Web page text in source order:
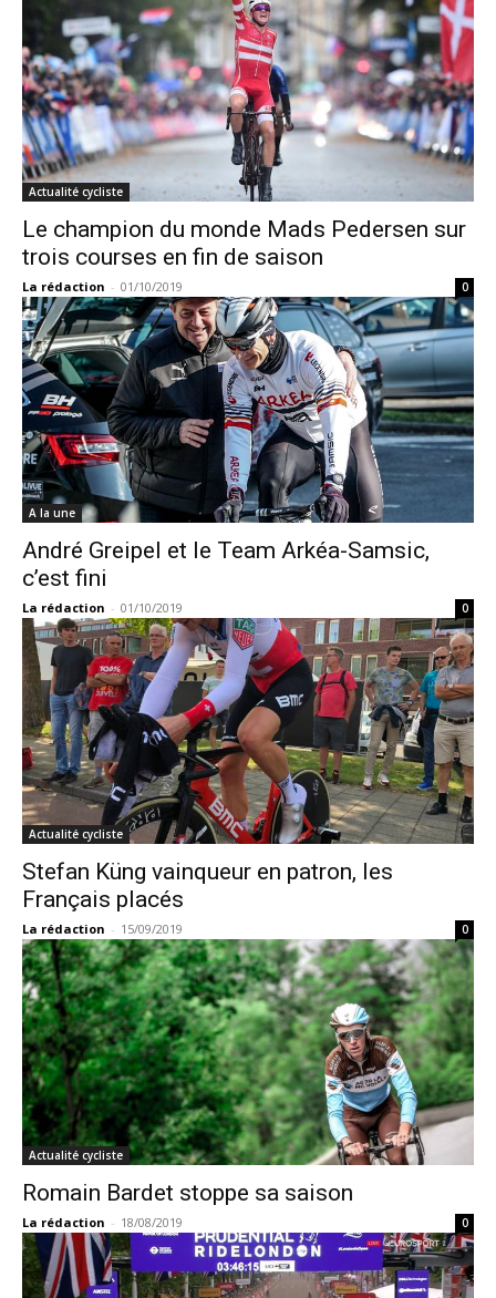
Actualité cycliste
Le champion du monde Mads Pedersen sur
trois courses en fin de saison
La rédaction - 01/10/2019 0
A la une
André Greipel et le Team Arkéa-Samsic,
c’est fini
La rédaction - 01/10/2019 0
Actualité cycliste
Stefan Küng vainqueur en patron, les
Français placés
La rédaction - 15/09/2019 0
Actualité cycliste
Romain Bardet stoppe sa saison
La rédaction - 18/08/2019 0